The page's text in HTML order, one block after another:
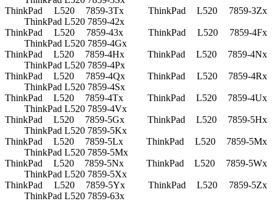
ThinkPad L520 7859-3Tx
ThinkPad L520 7859-3Zx
ThinkPad L520 7859-42x
ThinkPad L520 7859-43x
ThinkPad L520 7859-4Fx
ThinkPad L520 7859-4Gx
ThinkPad L520 7859-4Hx
ThinkPad L520 7859-4Nx
ThinkPad L520 7859-4Px
ThinkPad L520 7859-4Qx
ThinkPad L520 7859-4Rx
ThinkPad L520 7859-4Sx
ThinkPad L520 7859-4Tx
ThinkPad L520 7859-4Ux
ThinkPad L520 7859-4Vx
ThinkPad L520 7859-5Gx
ThinkPad L520 7859-5Hx
ThinkPad L520 7859-5Kx
ThinkPad L520 7859-5Lx
ThinkPad L520 7859-5Mx
ThinkPad L520 7859-5Mx
ThinkPad L520 7859-5Nx
ThinkPad L520 7859-5Wx
ThinkPad L520 7859-5Xx
ThinkPad L520 7859-5Yx
ThinkPad L520 7859-5Zx
ThinkPad L520 7859-63x